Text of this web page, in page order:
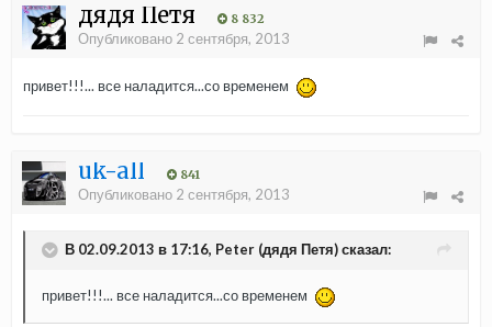
дядя Петя 8 832
Опубликовано 2 сентября, 2013
привет!!!... все наладится...со временем
uk-all 841
Опубликовано 2 сентября, 2013
В 02.09.2013 в 17:16, Peter (дядя Петя) сказал:
привет!!!... все наладится...со временем